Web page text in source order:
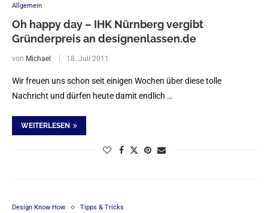
Allgemein
Oh happy day – IHK Nürnberg vergibt
Gründerpreis an designenlassen.de
von Michael 18. Juli 2011
Wir freuen uns schon seit einigen Wochen über diese tolle
Nachricht und dürfen heute damit endlich …
WEITERLESEN
Design Know How Tipps & Tricks